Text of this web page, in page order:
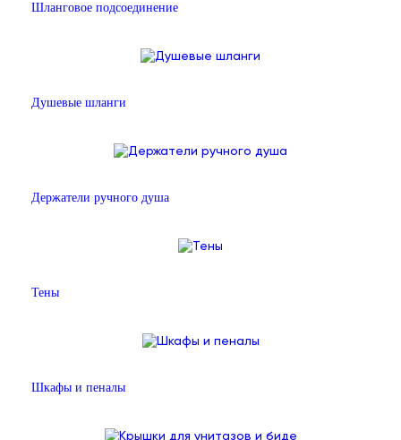
Шланговое подсоединение
Душевые шланги
Держатели ручного душа
Тены
Шкафы и пеналы